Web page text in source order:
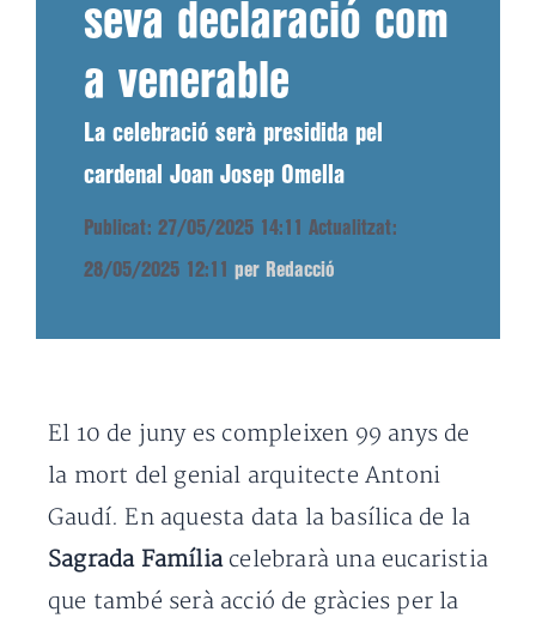
seva declaració com
a venerable
La celebració serà presidida pel
cardenal Joan Josep Omella
Publicat: 27/05/2025 14:11 Actualitzat:
28/05/2025 12:11 per Redacció
El 10 de juny es compleixen 99 anys de
la mort del genial arquitecte Antoni
Gaudí. En aquesta data la basílica de la
Sagrada Famíliacelebrarà una eucaristia
que també serà acció de gràcies per la